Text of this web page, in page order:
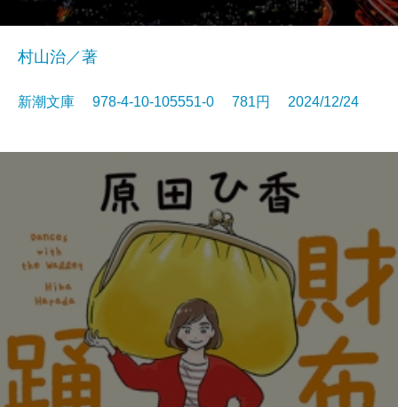
村山治／著
新潮文庫 978-4-10-105551-0 781円 2024/12/24